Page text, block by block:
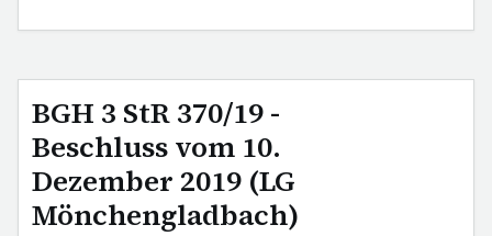
BGH 3 StR 370/19 -
Beschluss vom 10.
Dezember 2019 (LG
Mönchengladbach)